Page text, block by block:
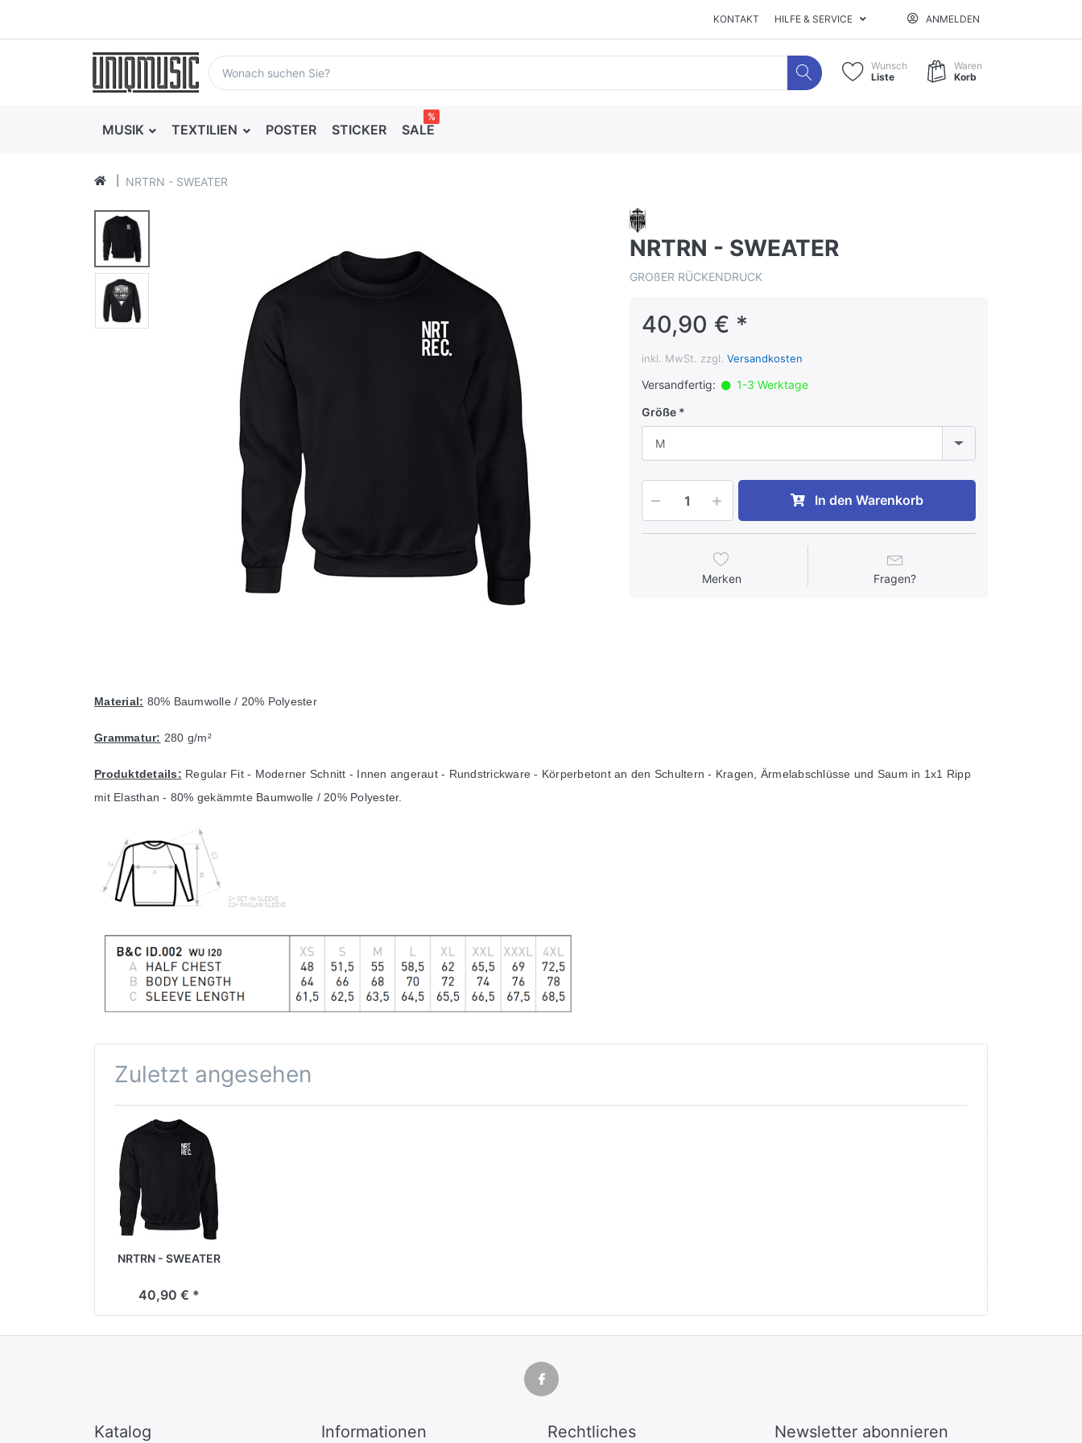
KONTAKT HILFE & SERVICE ANMELDEN
Wunsch
Liste
Waren
Korb
MUSIK TEXTILIEN POSTER STICKER SALE
%
NRTRN - SWEATER
NRTRN - SWEATER
GROßER RÜCKENDRUCK
40,90 € *
inkl. MwSt. zzgl. Versandkosten
Versandfertig:
1-3 Werktage
Größe
M
In den Warenkorb
Merken Fragen?
Material: 80% Baumwolle / 20% Polyester
Grammatur: 280 g/m²
Produktdetails: Regular Fit - Moderner Schnitt - Innen angeraut - Rundstrickware - Körperbetont an den Schultern - Kragen, Ärmelabschlüsse und Saum in 1x1 Ripp
mit Elasthan - 80% gekämmte Baumwolle / 20% Polyester.
Zuletzt angesehen
NRTRN - SWEATER
40,90 € *
Katalog Informationen Rechtliches Newsletter abonnieren